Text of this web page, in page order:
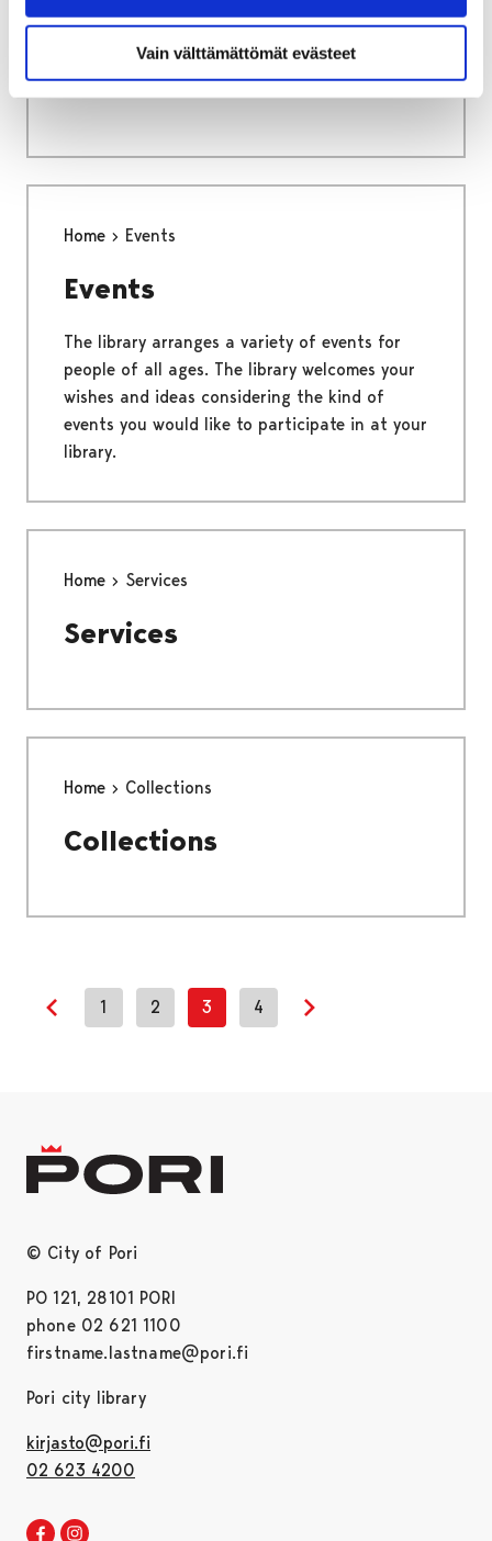
Vain välttämättömät evästeet
Opening Hours and
Contact
Home Events
Events
The library arranges a variety of events for
people of all ages. The library welcomes your
wishes and ideas considering the kind of
events you would like to participate in at your
library.
Home Services
Services
Home Collections
Collections
Previous page
1 2 3 4
© City of Pori
PO 121, 28101 PORI
phone 02 621 1100
firstname.lastname@pori.fi
Pori city library
kirjasto@pori.fi
02 623 4200
Pori library Facebook
Opens in a new tab